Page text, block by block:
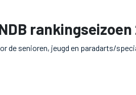
de senioren, jeugd en paradarts/